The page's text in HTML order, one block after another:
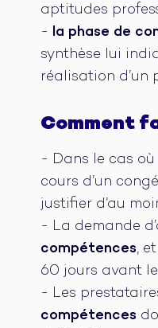
aptitudes
- la phase de
synthèse lui
réalisation d’un
Comment
- Dans le cas
cours d’un
justifier d’au
- La demande
compétences,
60 jours avant
- Les
compétences